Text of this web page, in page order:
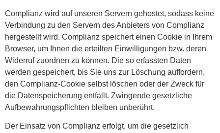
Complianz wird auf unseren Servern gehostet, sodass keine
Verbindung zu den Servern des Anbieters von Complianz
hergestellt wird. Complianz speichert einen Cookie in Ihrem
Browser, um Ihnen die erteilten Einwilligungen bzw. deren
Widerruf zuordnen zu können. Die so erfassten Daten
werden gespeichert, bis Sie uns zur Löschung auffordern,
den Complianz-Cookie selbst löschen oder der Zweck für
die Datenspeicherung entfällt. Zwingende gesetzliche
Aufbewahrungspflichten bleiben unberührt.
Der Einsatz von Complianz erfolgt, um die gesetzlich